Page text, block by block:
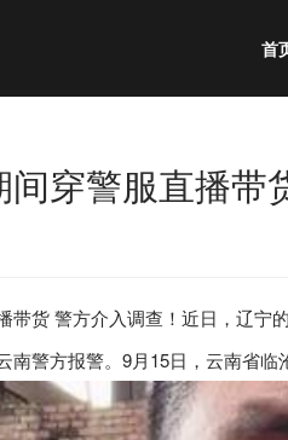
首
穿警服直播带
带货 警方介入调查！近日，辽宁
南警方报警。9月15日，云南省临